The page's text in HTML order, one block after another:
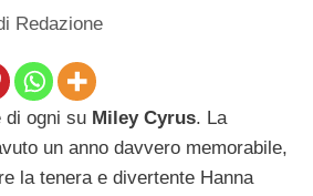
Redazione
di ogni su Miley Cyrus. La
un anno davvero memorabile,
la tenera e divertente Hanna